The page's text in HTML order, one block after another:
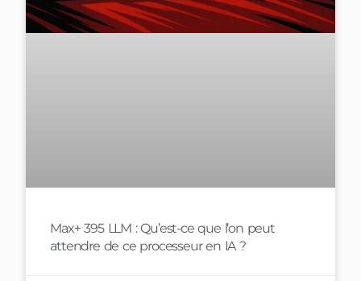
Max+ 395 LLM : Qu’est-ce que l’on peut
attendre de ce processeur en IA ?